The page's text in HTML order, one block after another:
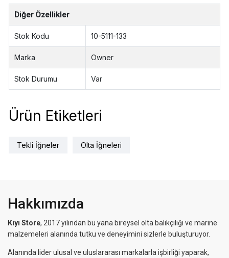
Diğer Özellikler
Stok Kodu 10-5111-133
Marka Owner
Stok Durumu Var
Ürün Etiketleri
Tekli İğneler Olta İğneleri
Hakkımızda
Kıyı Store, 2017 yılından bu yana bireysel olta balıkçılığı ve marine
malzemeleri alanında tutku ve deneyimini sizlerle buluşturuyor.
Alanında lider ulusal ve uluslararası markalarla işbirliği yaparak,